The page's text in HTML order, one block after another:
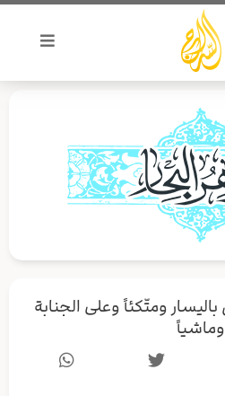
ومتّكئاً وعلى الجنابة
وماشياً